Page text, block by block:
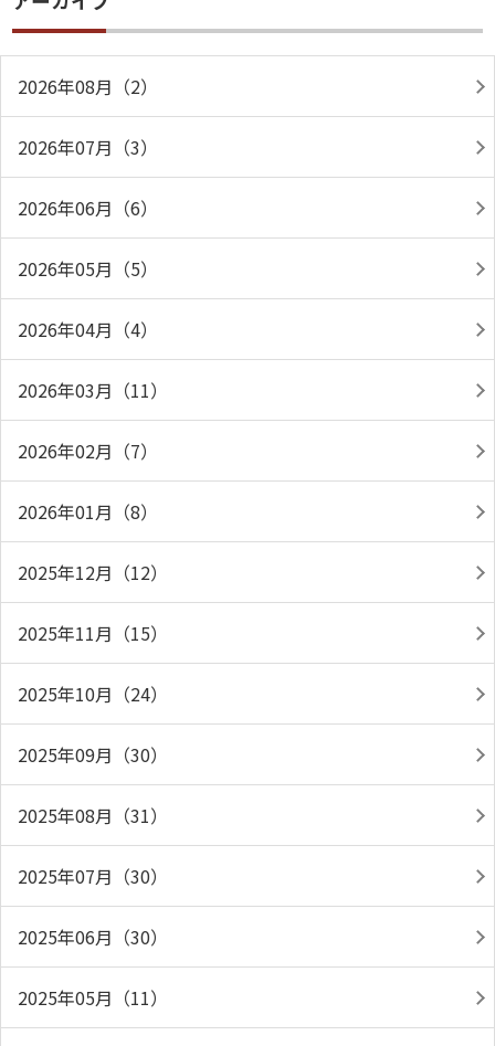
2026年08月（2）
2026年07月（3）
2026年06月（6）
2026年05月（5）
2026年04月（4）
2026年03月（11）
2026年02月（7）
2026年01月（8）
2025年12月（12）
2025年11月（15）
2025年10月（24）
2025年09月（30）
2025年08月（31）
2025年07月（30）
2025年06月（30）
2025年05月（11）